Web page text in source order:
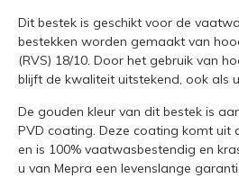
Dit bestek is geschikt voor de
bestekken worden gemaakt van
(RVS) 18/10. Door het gebruik van
blijft de kwaliteit uitstekend, ook als
De gouden kleur van dit bestek is
PVD coating. Deze coating komt uit
en is 100% vaatwasbestendig en
u van Mepra een levenslange